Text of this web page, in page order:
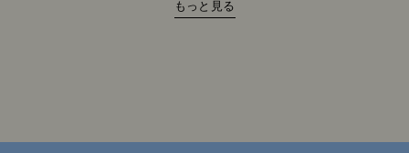
MARVEL x Swarovski X-Men フィギュア＆デコレーション
もっと見る